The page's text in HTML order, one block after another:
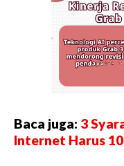
Baca juga: 3
Internet Harus